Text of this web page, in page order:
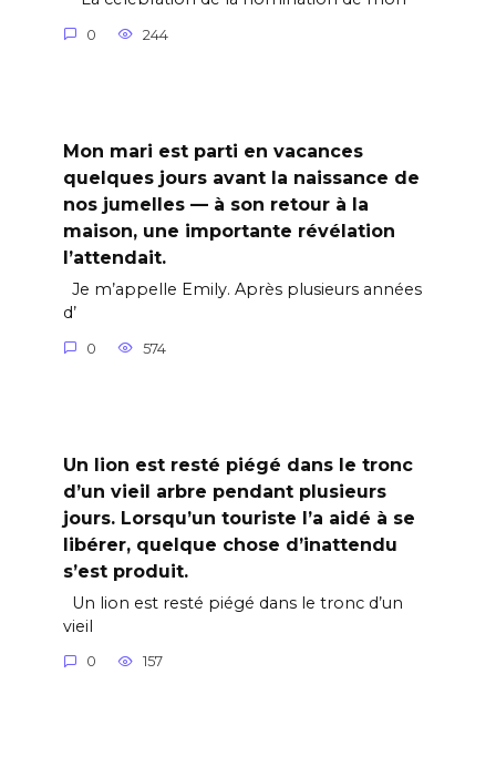
0 244
Mon mari est parti en vacances
quelques jours avant la naissance de
nos jumelles — à son retour à la
maison, une importante révélation
l’attendait.
Je m’appelle Emily. Après plusieurs années
d’
0 574
Un lion est resté piégé dans le tronc
d’un vieil arbre pendant plusieurs
jours. Lorsqu’un touriste l’a aidé à se
libérer, quelque chose d’inattendu
s’est produit.
Un lion est resté piégé dans le tronc d’un
vieil
0 157